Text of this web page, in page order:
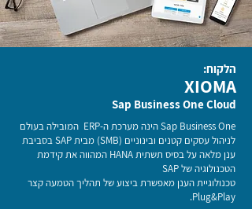
הלקוח:
XIOMA
Sap Business One Cloud
Sap Business One הינה מערכת ה-ERP המובילה בעולם
לניהול עסקים קטנים ובינוניים (SMB) מבית SAP בסביבת
ענן מלאה על בסיס תשתית HANA המהווה את קידמת
הטכנולוגיה של SAP
טכנולוגיית הענן מאפשרת ביצוע של תהליך הטמעה קצר
Plug&Play.